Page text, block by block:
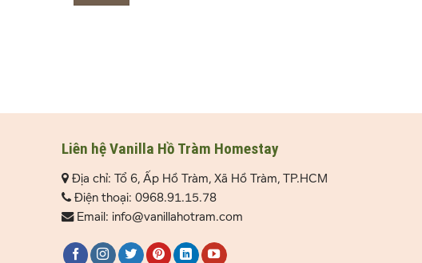
Liên hệ Vanilla Hồ Tràm Homestay
Địa chỉ: Tổ 6, Ấp Hồ Tràm, Xã Hồ Tràm, TP.HCM
Điện thoại: 0968.91.15.78
Email: info@vanillahotram.com